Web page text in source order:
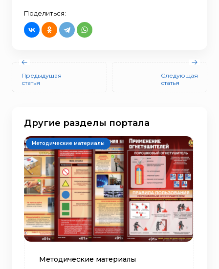
Поделиться:
Предыдущая
статья
Следующая
статья
Другие разделы портала
Методические материалы
Методические материалы